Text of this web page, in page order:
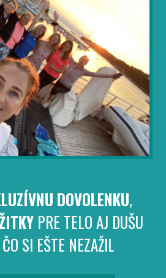
DOVOLENKU,
PRE TELO AJ DUŠU
SI EŠTE NEZAŽIL